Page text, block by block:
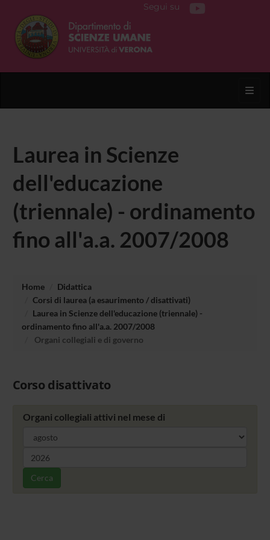
Segui su
Laurea in Scienze
dell'educazione
(triennale) - ordinamento
fino all'a.a. 2007/2008
Home
Didattica
Corsi di laurea (a esaurimento / disattivati)
Laurea in Scienze dell'educazione (triennale) -
ordinamento fino all'a.a. 2007/2008
Organi collegiali e di governo
Corso disattivato
Organi collegiali attivi nel mese di
Cerca